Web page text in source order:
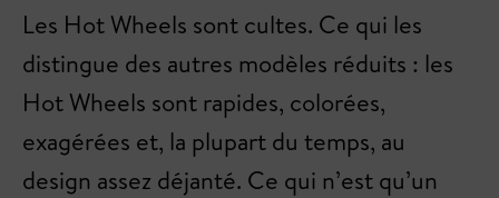
Les Hot Wheels sont cultes. Ce qui les
distingue des autres modèles réduits : les
Hot Wheels sont rapides, colorées,
exagérées et, la plupart du temps, au
design assez déjanté. Ce qui n’est qu’un